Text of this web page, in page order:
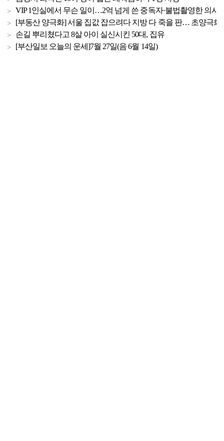
VIP 1인실에서 무슨 일이…2억 넘게 쓴 중독자·불법촬영한 의사
[부동산 양극화] 서울 집값 잡으려다 지방 다 죽을 판… 초양극화
손길 뿌리쳤다고 8살 아이 실신시킨 50대, 집유
[부산일보 오늘의 운세]7월 27일(음 6월 14일)